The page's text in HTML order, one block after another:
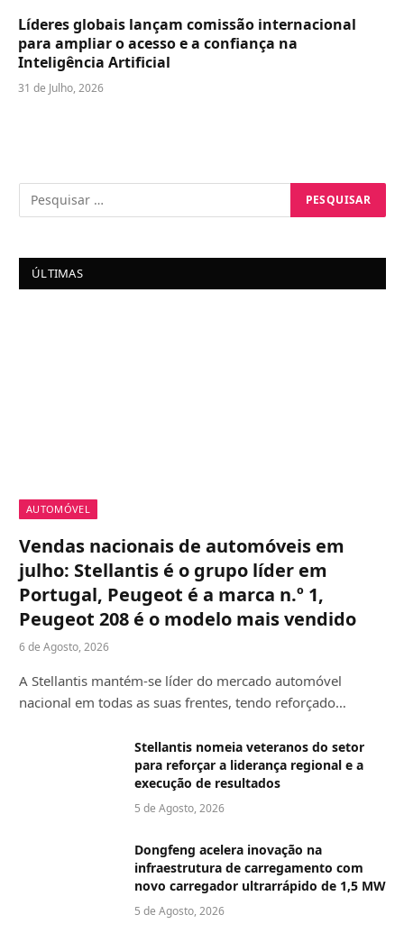
Líderes globais lançam comissão internacional
para ampliar o acesso e a confiança na
Inteligência Artificial
31 de Julho, 2026
ÚLTIMAS
AUTOMÓVEL
Vendas nacionais de automóveis em
julho: Stellantis é o grupo líder em
Portugal, Peugeot é a marca n.º 1,
Peugeot 208 é o modelo mais vendido
6 de Agosto, 2026
A Stellantis mantém-se líder do mercado automóvel
nacional em todas as suas frentes, tendo reforçado…
Stellantis nomeia veteranos do setor
para reforçar a liderança regional e a
execução de resultados
5 de Agosto, 2026
Dongfeng acelera inovação na
infraestrutura de carregamento com
novo carregador ultrarrápido de 1,5 MW
5 de Agosto, 2026